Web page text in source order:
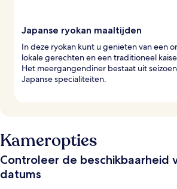
Japanse ryokan maaltijden
In deze ryokan kunt u genieten van een
lokale gerechten en een traditioneel
Het meergangendiner bestaat uit
Japanse specialiteiten.
Kameropties
Controleer de beschikbaarheid
datums